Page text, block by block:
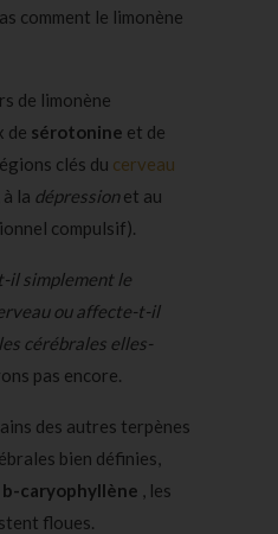
comment le limonène
de limonène
de sérotonine et de
clés du cerveau
, à la dépressionet au
compulsif).
il simplement le
ou affecte-t-il
cérébrales elles-
pas encore.
des autres terpènes
bien définies,
b-caryophyllène , les
floues.